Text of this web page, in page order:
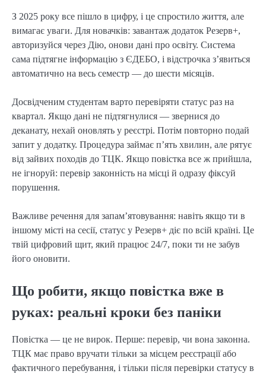
З 2025 року все пішло в цифру, і це спростило життя, але
вимагає уваги. Для новачків: завантаж додаток Резерв+,
авторизуйся через Дію, онови дані про освіту. Система
сама підтягне інформацію з ЄДЕБО, і відстрочка з’явиться
автоматично на весь семестр — до шести місяців.
Досвідченим студентам варто перевіряти статус раз на
квартал. Якщо дані не підтягнулися — звернися до
деканату, нехай оновлять у реєстрі. Потім повторно подай
запит у додатку. Процедура займає п’ять хвилин, але рятує
від зайвих походів до ТЦК. Якщо повістка все ж прийшла,
не ігноруй: перевір законність на місці й одразу фіксуй
порушення.
Важливе речення для запам’ятовування: навіть якщо ти в
іншому місті на сесії, статус у Резерв+ діє по всій країні. Це
твій цифровий щит, який працює 24/7, поки ти не забув
його оновити.
Що робити, якщо повістка вже в
руках: реальні кроки без паніки
Повістка — це не вирок. Перше: перевір, чи вона законна.
ТЦК має право вручати тільки за місцем реєстрації або
фактичного перебування, і тільки після перевірки статусу в